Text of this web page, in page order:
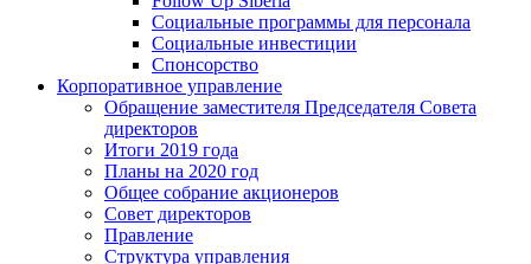
Социальные программы для персонала
Социальные инвестиции
Спонсорство
Корпоративное управление
Обращение заместителя Председателя Совета
директоров
Итоги 2019 года
Планы на 2020 год
Общее собрание акционеров
Совет директоров
Правление
Структура управления